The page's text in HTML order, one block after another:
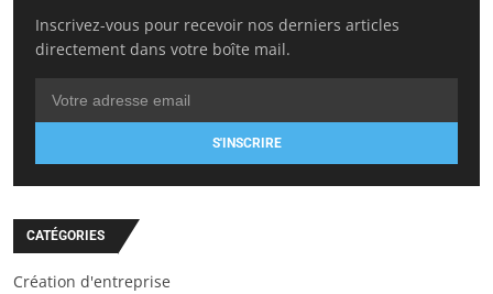
Inscrivez-vous pour recevoir nos derniers articles
directement dans votre boîte mail.
S'INSCRIRE
CATÉGORIES
Création d'entreprise